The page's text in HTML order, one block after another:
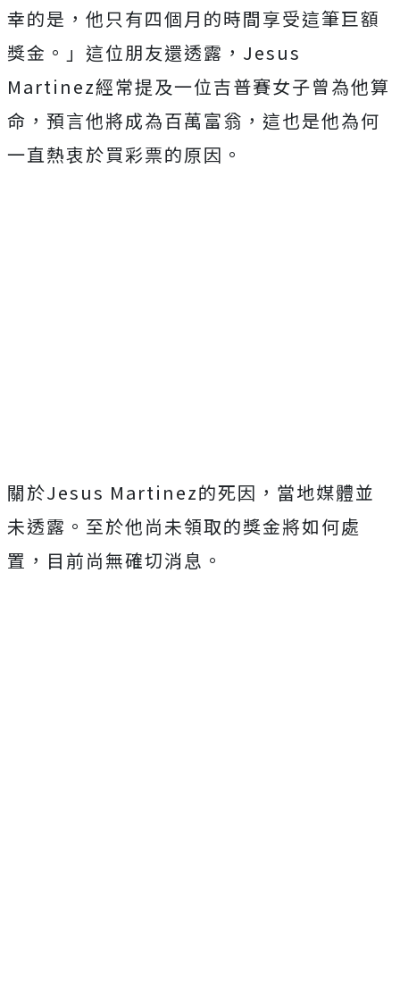
幸的是，他只有四個月的時間享受這筆巨額
獎金。」這位朋友還透露，Jesus
Martinez經常提及一位吉普賽女子曾為他算
命，預言他將成為百萬富翁，這也是他為何
一直熱衷於買彩票的原因。
關於Jesus Martinez的死因，當地媒體並
未透露。至於他尚未領取的獎金將如何處
置，目前尚無確切消息。